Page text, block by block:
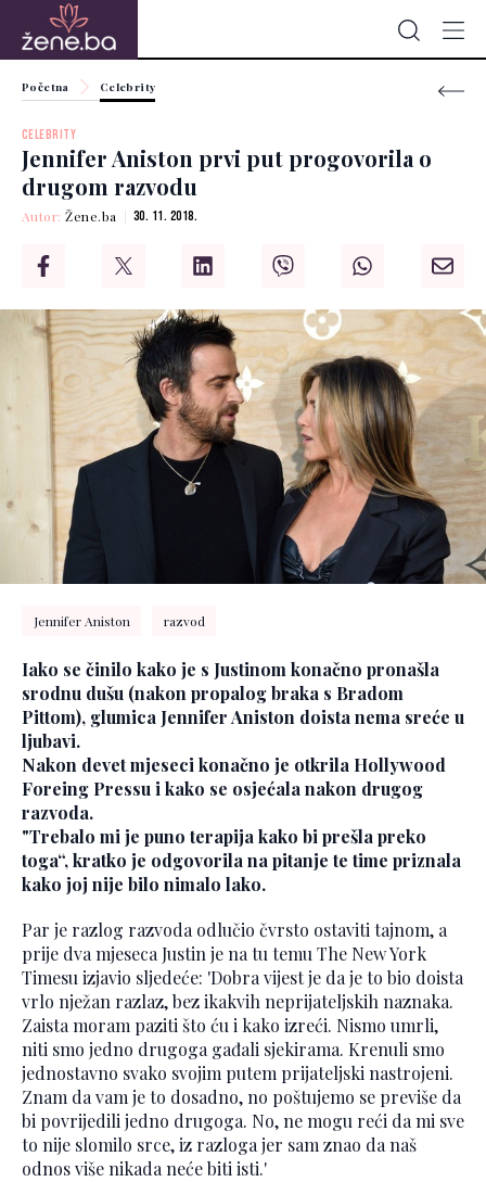
Početna Celebrity
CELEBRITY
Jennifer Aniston prvi put progovorila o
drugom razvodu
Autor:Žene.ba 30. 11. 2018.
Jennifer Aniston razvod
Iako se činilo kako je s Justinom konačno pronašla
srodnu dušu (nakon propalog braka s Bradom
Pittom), glumica Jennifer Aniston doista nema sreće u
ljubavi.
Nakon devet mjeseci konačno je otkrila Hollywood
Foreing Pressu i kako se osjećala nakon drugog
razvoda.
"Trebalo mi je puno terapija kako bi prešla preko
toga“, kratko je odgovorila na pitanje te time priznala
kako joj nije bilo nimalo lako.
Par je razlog razvoda odlučio čvrsto ostaviti tajnom, a
prije dva mjeseca Justin je na tu temu The New York
Timesu izjavio sljedeće: 'Dobra vijest je da je to bio doista
vrlo nježan razlaz, bez ikakvih neprijateljskih naznaka.
Zaista moram paziti što ću i kako izreći. Nismo umrli,
niti smo jedno drugoga gađali sjekirama. Krenuli smo
jednostavno svako svojim putem prijateljski nastrojeni.
Znam da vam je to dosadno, no poštujemo se previše da
bi povrijedili jedno drugoga. No, ne mogu reći da mi sve
to nije slomilo srce, iz razloga jer sam znao da naš
odnos više nikada neće biti isti.'